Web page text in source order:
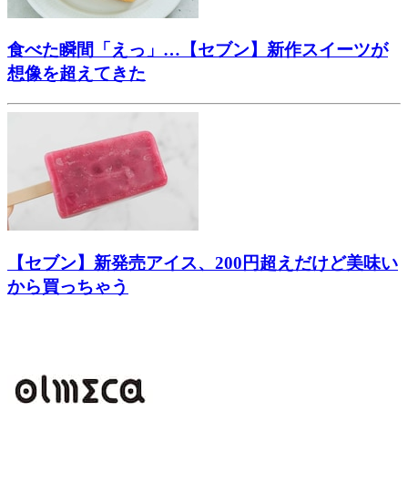
食べた瞬間「えっ」…【セブン】新作スイーツが
想像を超えてきた
【セブン】新発売アイス、200円超えだけど美味い
から買っちゃう